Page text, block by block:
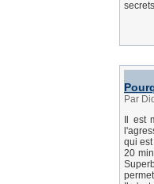
Par
Il est
qui
20